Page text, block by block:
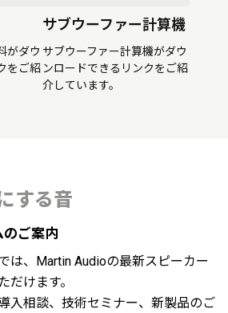
がダウ
をご紹
サブウーファー計算機
サブウーファー計算機がダウ
ンロードできるリンクをご紹
介しています。
する音
ご案内
は、Martin Audioの最新スピーカー
だけます。
入相談、技術セミナー、新製品のご